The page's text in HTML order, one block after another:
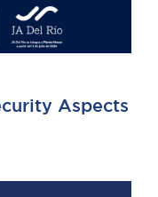
Aspects